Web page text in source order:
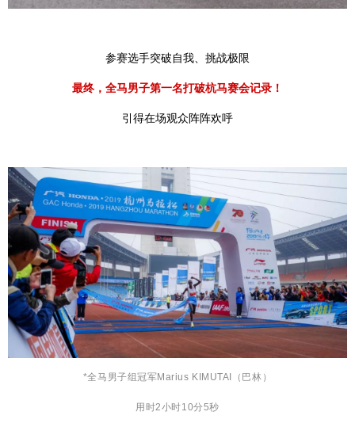
参赛选手突破自我、挑战极限
最终，全马男子第一名打破杭马赛会记录！
引得在场观众阵阵欢呼
*全马男子组冠军Marius KIMUTAI（巴林）
用时2小时10分5秒